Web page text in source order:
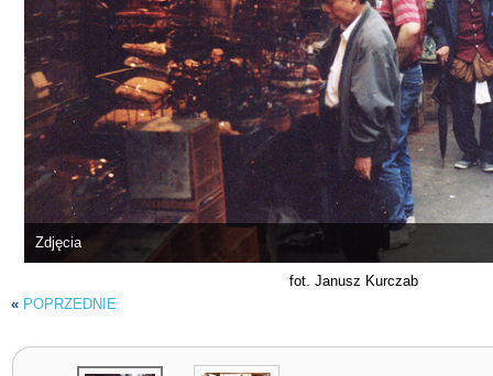
Zdjęcia
fot. Janusz Kurczab
« POPRZEDNIE